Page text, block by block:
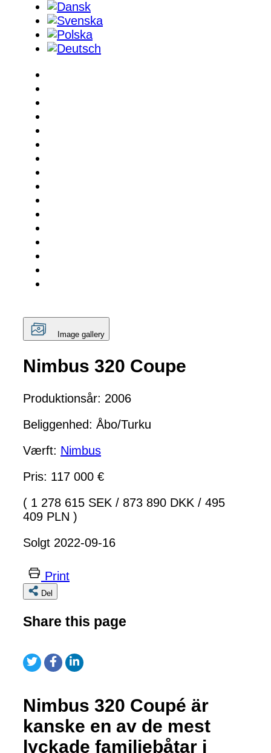
Image gallery
Nimbus 320 Coupe
Produktionsår: 2006
Beliggenhed: Åbo/Turku
Værft: Nimbus
Pris: 117 000 €
( 1 278 615 SEK / 873 890 DKK / 495
409 PLN )
Solgt 2022-09-16
Print
Del
Share this page
Nimbus 320 Coupé är
kanske en av de mest
lyckade familjebåtar i